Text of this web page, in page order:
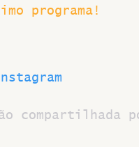
programa!
compartilhada